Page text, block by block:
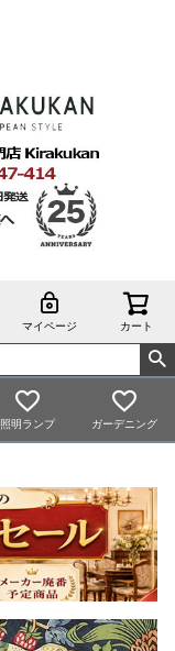
マイページ カート
照明ランプ ガーデニング